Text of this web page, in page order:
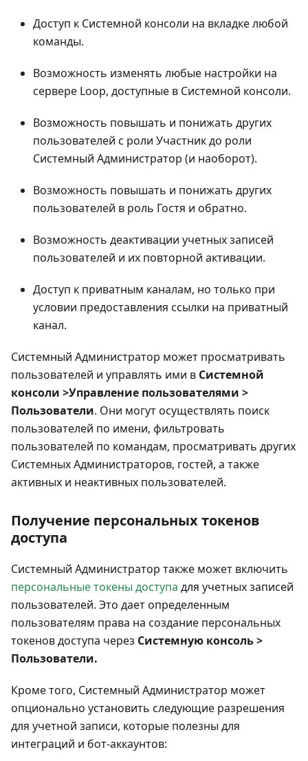
Доступ к Системной консоли на вкладке любой
команды.
Возможность изменять любые настройки на
сервере Loop, доступные в Системной консоли.
Возможность повышать и понижать других
пользователей с роли Участник до роли
Системный Администратор (и наоборот).
Возможность повышать и понижать других
пользователей в роль Гостя и обратно.
Возможность деактивации учетных записей
пользователей и их повторной активации.
Доступ к приватным каналам, но только при
условии предоставления ссылки на приватный
канал.
Системный Администратор может просматривать
пользователей и управлять ими в Системной
консоли >Управление пользователями >
Пользователи. Они могут осуществлять поиск
пользователей по имени, фильтровать
пользователей по командам, просматривать других
Системных Администраторов, гостей, а также
активных и неактивных пользователей.
Получение персональных токенов
доступа
Системный Администратор также может включить
персональные токены доступа для учетных записей
пользователей. Это дает определенным
пользователям права на создание персональных
токенов доступа через Системную консоль >
Пользователи.
Кроме того, Системный Администратор может
опционально установить следующие разрешения
для учетной записи, которые полезны для
интеграций и бот-аккаунтов: